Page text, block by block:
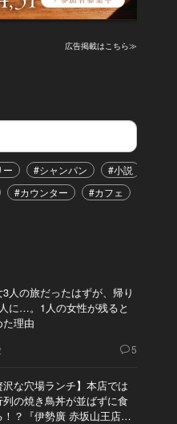
広告掲載はこちら≫
ー #シャンパン #小説
#カウンター #カフェ
3人の旅だったはずが、帰り
に…。1人の女性が残ると
た理由
5
沢な穴場ランチ】本店では
列の焼き鳥丼が並ばずに食
！？『伊勢廣 赤坂山王店』